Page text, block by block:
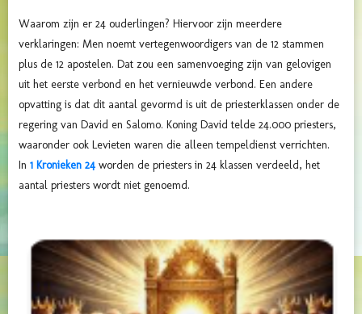
Waarom zijn er 24 ouderlingen? Hiervoor zijn meerdere
verklaringen: Men noemt vertegenwoordigers van de 12 stammen
plus de 12 apostelen. Dat zou een samenvoeging zijn van gelovigen
uit het eerste verbond en het vernieuwde verbond. Een andere
opvatting is dat dit aantal gevormd is uit de priesterklassen onder de
regering van David en Salomo. Koning David telde 24.000 priesters,
waaronder ook Levieten waren die alleen tempeldienst verrichten.
In 1 Kronieken 24 worden de priesters in 24 klassen verdeeld, het
aantal priesters wordt niet genoemd.